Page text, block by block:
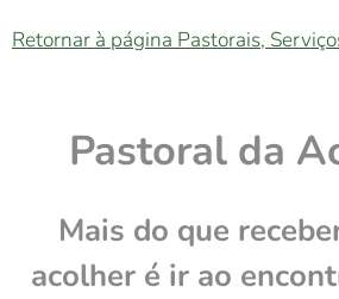
Retornar à página Pastorais,
Pastoral da
Mais do que
acolher é ir ao